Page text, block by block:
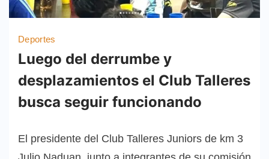
Deportes
Luego del derrumbe y
desplazamientos el Club Talleres
busca seguir funcionando
El presidente del Club Talleres Juniors de km 3